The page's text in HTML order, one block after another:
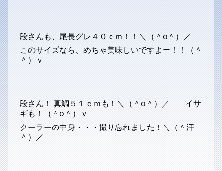
段さんも、尾長グレ４０ｃｍ！！＼（＾o＾）／
このサイズなら、めちゃ美味しいですよー！！（＾
＾）ｖ
段さん！ 真鯛５１ｃｍも！＼（＾o＾）／ イサ
ギも！（＾o＾）ｖ
クーラーの中身・・・撮り忘れました！＼（＾汗
＾）／